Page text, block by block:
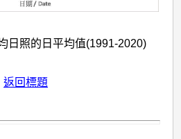
日照的日平均值(1991-2020)
返回標題